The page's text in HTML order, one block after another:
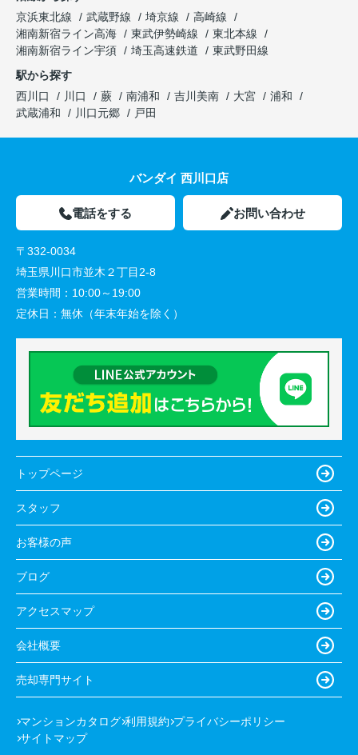
京浜東北線
武蔵野線 埼京線
高崎線
湘南新宿ライン高海
東武伊勢崎線
東北本線
湘南新宿ライン宇須
埼玉高速鉄道
東武野田線
駅から探す
西川口
川口 蕨 南浦和 吉川美南 大宮
浦和
武蔵浦和
川口元郷 戸田
バンダイ 西川口店
電話をする お問い合わせ
〒332-0034
埼玉県川口市並木２丁目2-8
営業時間： 10:00～19:00
定休日： 無休（年末年始を除く）
トップページ
スタッフ
お客様の声
ブログ
アクセスマップ
会社概要
売却専門サイト
マンションカタログ 利用規約 プライバシーポリシー
サイトマップ